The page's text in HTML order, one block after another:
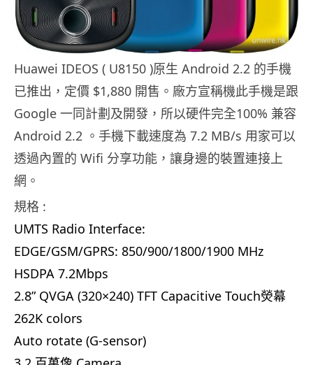
Huawei IDEOS ( U8150 )原生 Android 2.2 的手機
已推出，定價 $1,880 開售。廠方宣稱機此手機是跟
Google 一同計劃及開發，所以硬件完全100% 兼容
Android 2.2 。手機下載速度為 7.2 MB/s 用家可以
透過內置的 Wifi 分享功能，讓身邊的裝置連接上
網。
規格 :
UMTS Radio Interface:
EDGE/GSM/GPRS: 850/900/1800/1900 MHz
HSDPA 7.2Mbps
2.8” QVGA (320×240) TFT Capacitive Touch熒幕
262K colors
Auto rotate (G-sensor)